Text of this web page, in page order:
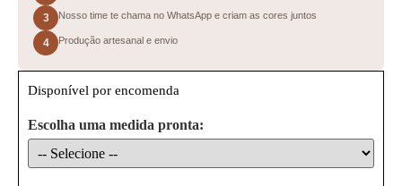
3 Nosso time te chama no WhatsApp e criam as cores juntos
4 Produção artesanal e envio
Disponível por encomenda
Escolha uma medida pronta: